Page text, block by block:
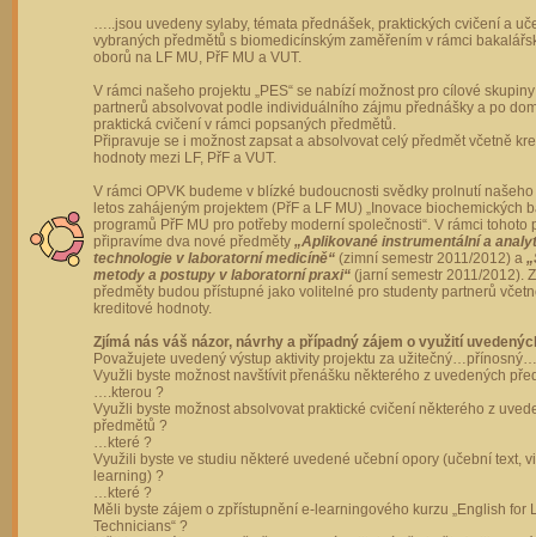
…..jsou uvedeny sylaby, témata přednášek, praktických cvičení a
vybraných předmětů s biomedicínským zaměřením v rámci
oborů na LF MU, PřF MU a VUT.
V rámci našeho projektu „PES“ se nabízí možnost pro cílové
partnerů absolvovat podle individuálního zájmu přednášky a po
praktická cvičení v rámci popsaných předmětů.
Připravuje se i možnost zapsat a absolvovat celý předmět včetně
hodnoty mezi LF, PřF a VUT.
V rámci OPVK budeme v blízké budoucnosti svědky prolnutí
letos zahájeným projektem (PřF a LF MU) „Inovace biochemických
programů PřF MU pro potřeby moderní společnosti“. V rámci tohoto
připravíme dva nové předměty „Aplikované instrumentální a
technologie v laboratorní medicíně“ (zimní semestr 2011/2012) a
metody a postupy v laboratorní praxi“ (jarní semestr 2011/2012).
předměty budou přístupné jako volitelné pro studenty partnerů
kreditové hodnoty.
Zjímá nás váš názor, návrhy a případný zájem o využití
Považujete uvedený výstup aktivity projektu za
Využli byste možnost navštívit přenášku některého z uvedených
….kterou ?
Využli byste možnost absolvovat praktické cvičení některého z
předmětů ?
…které ?
Využili byste ve studiu některé uvedené učební opory (učební text,
learning) ?
…které ?
Měli byste zájem o zpřístupnění e-learningového kurzu „English for
Technicians“ ?